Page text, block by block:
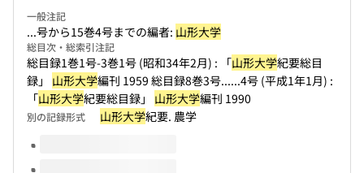
一般注記
...号から15巻4号までの編者: 山形大学
総目次・総索引注記
総目録1巻1号-3巻1号 (昭和34年2月) : 「山形大学紀要総目
録」 山形大学編刊 1959 総目録8巻3号......4号 (平成1年1月) :
「山形大学紀要総目録」 山形大学編刊 1990
別の記録形式 山形大学紀要. 農学
このタイトルの巻号